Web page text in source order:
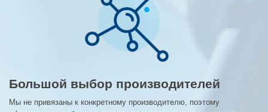
Большой выбор производителей
Мы не привязаны к конкретному производителю, поэтому